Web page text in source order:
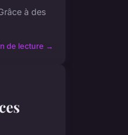
à des
de lecture →